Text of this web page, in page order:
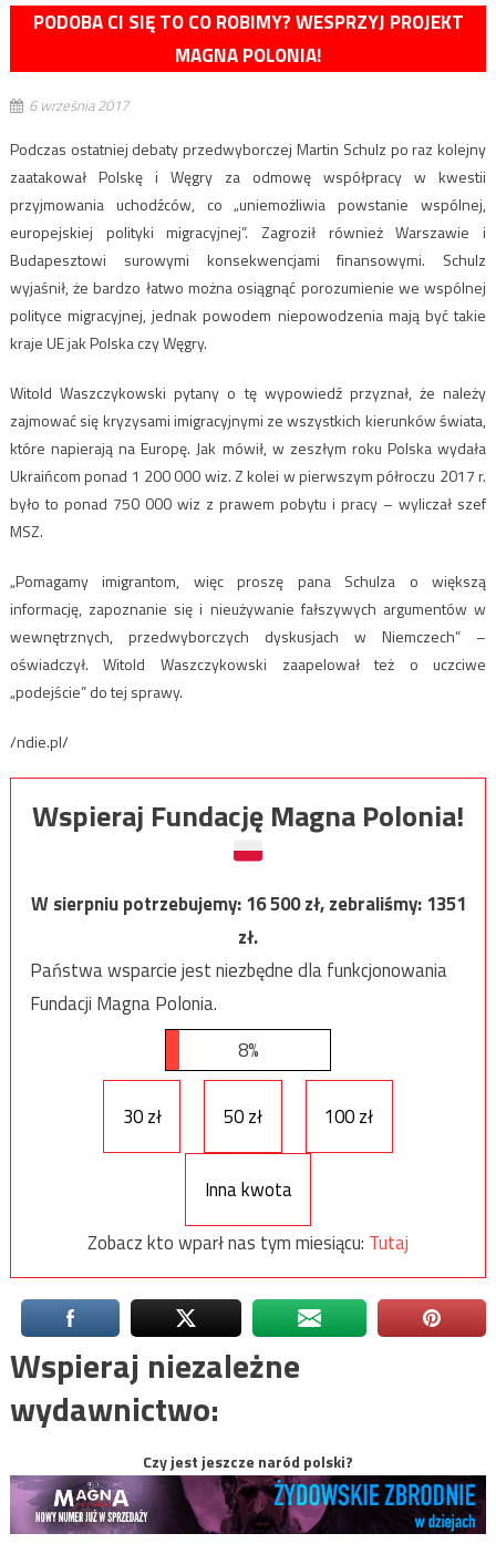
PODOBA CI SIĘ TO CO ROBIMY? WESPRZYJ PROJEKT
MAGNA POLONIA!
6 września 2017
Podczas ostatniej debaty przedwyborczej Martin Schulz po raz kolejny
zaatakował Polskę i Węgry za odmowę współpracy w kwestii
przyjmowania uchodźców, co „uniemożliwia powstanie wspólnej,
europejskiej polityki migracyjnej”. Zagroził również Warszawie i
Budapesztowi surowymi konsekwencjami finansowymi. Schulz
wyjaśnił, że bardzo łatwo można osiągnąć porozumienie we wspólnej
polityce migracyjnej, jednak powodem niepowodzenia mają być takie
kraje UE jak Polska czy Węgry.
Witold Waszczykowski pytany o tę wypowiedź przyznał, że należy
zajmować się kryzysami imigracyjnymi ze wszystkich kierunków świata,
które napierają na Europę. Jak mówił, w zeszłym roku Polska wydała
Ukraińcom ponad 1 200 000 wiz. Z kolei w pierwszym półroczu 2017 r.
było to ponad 750 000 wiz z prawem pobytu i pracy – wyliczał szef
MSZ.
„Pomagamy imigrantom, więc proszę pana Schulza o większą
informację, zapoznanie się i nieużywanie fałszywych argumentów w
wewnętrznych, przedwyborczych dyskusjach w Niemczech” –
oświadczył. Witold Waszczykowski zaapelował też o uczciwe
„podejście” do tej sprawy.
/ndie.pl/
Wspieraj Fundację Magna Polonia!
W sierpniu potrzebujemy:16 500zł, zebraliśmy:1351
zł.
Państwa wsparcie jest niezbędne dla funkcjonowania
Fundacji Magna Polonia.
8%
30 zł 50 zł 100 zł
Inna kwota
Zobacz kto wparł nas tym miesiącu: Tutaj
Wspieraj niezależne
wydawnictwo:
Czy jest jeszcze naród polski?